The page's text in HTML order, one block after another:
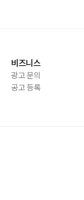
비즈니스
광고 문의
공고 등록